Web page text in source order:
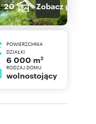
20 Zobacz galerię
POWIERZCHNIA
DZIAŁKI
6 000 m2
RODZAJ DOMU
wolnostojący